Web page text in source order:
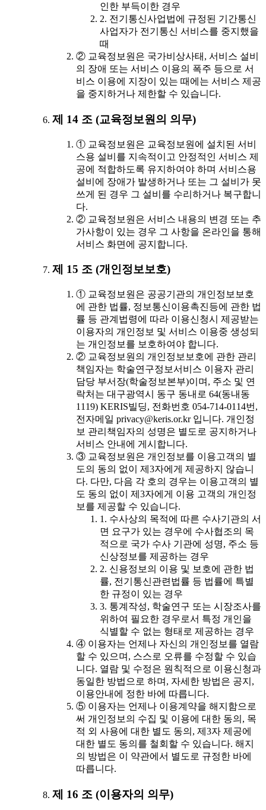
인한 부득이한 경우
2. 전기통신사업법에 규정된 기간통신
사업자가 전기통신 서비스를 중지했을
때
② 교육정보원은 국가비상사태, 서비스 설비
의 장애 또는 서비스 이용의 폭주 등으로 서
비스 이용에 지장이 있는 때에는 서비스 제공
을 중지하거나 제한할 수 있습니다.
제 14 조 (교육정보원의 의무)
① 교육정보원은 교육정보원에 설치된 서비
스용 설비를 지속적이고 안정적인 서비스 제
공에 적합하도록 유지하여야 하며 서비스용
설비에 장애가 발생하거나 또는 그 설비가 못
쓰게 된 경우 그 설비를 수리하거나 복구합니
다.
② 교육정보원은 서비스 내용의 변경 또는 추
가사항이 있는 경우 그 사항을 온라인을 통해
서비스 화면에 공지합니다.
제 15 조 (개인정보보호)
① 교육정보원은 공공기관의 개인정보보호
에 관한 법률, 정보통신이용촉진등에 관한 법
률 등 관계법령에 따라 이용신청시 제공받는
이용자의 개인정보 및 서비스 이용중 생성되
는 개인정보를 보호하여야 합니다.
② 교육정보원의 개인정보보호에 관한 관리
책임자는 학술연구정보서비스 이용자 관리
담당 부서장(학술정보본부)이며, 주소 및 연
락처는 대구광역시 동구 동내로 64(동내동
1119) KERIS빌딩, 전화번호 054-714-0114번,
전자메일 privacy@keris.or.kr 입니다. 개인정
보 관리책임자의 성명은 별도로 공지하거나
서비스 안내에 게시합니다.
③ 교육정보원은 개인정보를 이용고객의 별
도의 동의 없이 제3자에게 제공하지 않습니
다. 다만, 다음 각 호의 경우는 이용고객의 별
도 동의 없이 제3자에게 이용 고객의 개인정
보를 제공할 수 있습니다.
1. 수사상의 목적에 따른 수사기관의 서
면 요구가 있는 경우에 수사협조의 목
적으로 국가 수사 기관에 성명, 주소 등
신상정보를 제공하는 경우
2. 신용정보의 이용 및 보호에 관한 법
률, 전기통신관련법률 등 법률에 특별
한 규정이 있는 경우
3. 통계작성, 학술연구 또는 시장조사를
위하여 필요한 경우로서 특정 개인을
식별할 수 없는 형태로 제공하는 경우
④ 이용자는 언제나 자신의 개인정보를 열람
할 수 있으며, 스스로 오류를 수정할 수 있습
니다. 열람 및 수정은 원칙적으로 이용신청과
동일한 방법으로 하며, 자세한 방법은 공지,
이용안내에 정한 바에 따릅니다.
⑤ 이용자는 언제나 이용계약을 해지함으로
써 개인정보의 수집 및 이용에 대한 동의, 목
적 외 사용에 대한 별도 동의, 제3자 제공에
대한 별도 동의를 철회할 수 있습니다. 해지
의 방법은 이 약관에서 별도로 규정한 바에
따릅니다.
제 16 조 (이용자의 의무)